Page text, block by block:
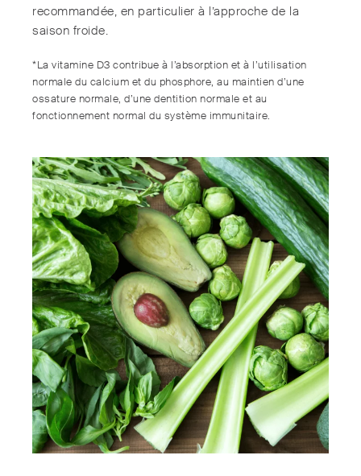
recommandée, en particulier à l’approche de la
saison froide.
*La vitamine D3 contribue à l’absorption et à l’utilisation
normale du calcium et du phosphore, au maintien d’une
ossature normale, d’une dentition normale et au
fonctionnement normal du système immunitaire.